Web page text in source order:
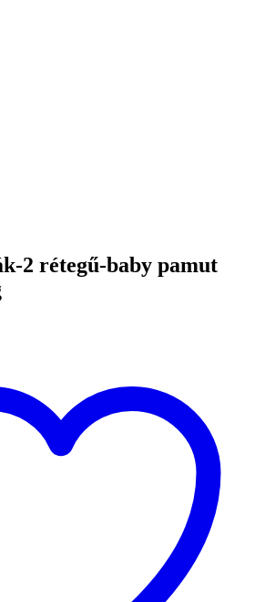
2 rétegű-baby pamut